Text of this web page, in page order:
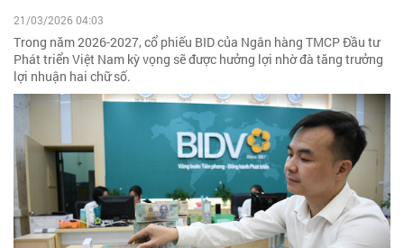
21/03/2026 04:03
Trong năm 2026-2027, cổ phiếu BID của Ngân hàng TMCP Đầu tư
Phát triển Việt Nam kỳ vọng sẽ được hưởng lợi nhờ đà tăng trưởng
lợi nhuận hai chữ số.